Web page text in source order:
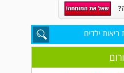
ריאות ילדים